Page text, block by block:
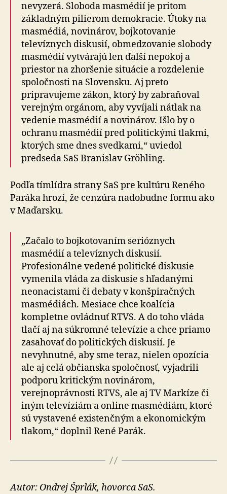
nevyzerá. Sloboda masmédií je pritom
základným pilierom demokracie. Útoky na
masmédiá, novinárov, bojkotovanie
televíznych diskusií, obmedzovanie slobody
masmédií vytvárajú len ďalší nepokoj a
priestor na zhoršenie situácie a rozdelenie
spoločnosti na Slovensku. Aj preto
pripravujeme zákon, ktorý by zabraňoval
verejným orgánom, aby vyvíjali nátlak na
vedenie masmédií a novinárov. Išlo by o
ochranu masmédií pred politickými tlakmi,
ktorých sme dnes svedkami,“ uviedol
predseda SaS Branislav Gröhling.
Podľa tímlídra strany SaS pre kultúru Reného
Paráka hrozí, že cenzúra nadobudne formu ako
v Maďarsku.
„Začalo to bojkotovaním serióznych
masmédií a televíznych diskusií.
Profesionálne vedené politické diskusie
vymenila vláda za diskusie s hľadanými
neonacistami či debaty v konšpiračných
masmédiách. Mesiace chce koalícia
kompletne ovládnuť RTVS. A do toho vláda
tlačí aj na súkromné televízie a chce priamo
zasahovať do politických diskusií. Je
nevyhnutné, aby sme teraz, nielen opozícia
ale aj celá občianska spoločnosť, vyjadrili
podporu kritickým novinárom,
verejnoprávnosti RTVS, ale aj TV Markíze či
iným televíziám a online masmédiám, ktoré
sú vystavené existenčným a ekonomickým
tlakom,“ doplnil René Parák.
Autor: Ondrej Šprlák, hovorca SaS.